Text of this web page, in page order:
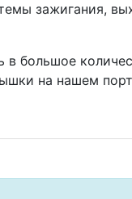
зажигания,
в большое
на нашем